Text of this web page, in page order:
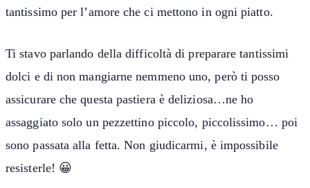
tantissimo per l’amore che ci mettono in ogni piatto.
Ti stavo parlando della difficoltà di preparare tantissimi
dolci e di non mangiarne nemmeno uno, però ti posso
assicurare che questa pastiera è deliziosa…ne ho
assaggiato solo un pezzettino piccolo, piccolissimo… poi
sono passata alla fetta. Non giudicarmi, è impossibile
resisterle! 😀